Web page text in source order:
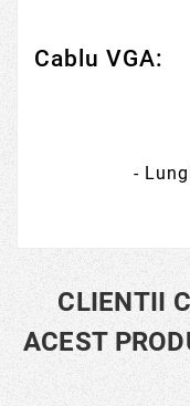
Cablu VGA:
-
CLIENTII
ACEST